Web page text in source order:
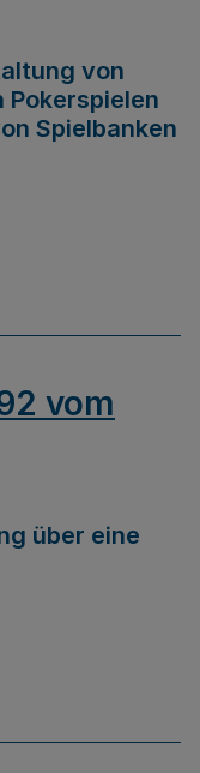
von
Spielbanken
vom
über eine